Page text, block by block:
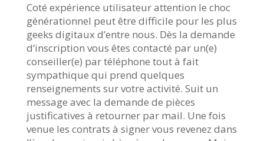
Coté expérience utilisateur attention le choc
générationnel peut être difficile pour les plus
geeks digitaux d’entre nous. Dès la demande
d’inscription vous êtes contacté par un(e)
conseiller(e) par téléphone tout à fait
sympathique qui prend quelques
renseignements sur votre activité. Suit un
message avec la demande de pièces
justificatives à retourner par mail. Une fois
venue les contrats à signer vous revenez dans